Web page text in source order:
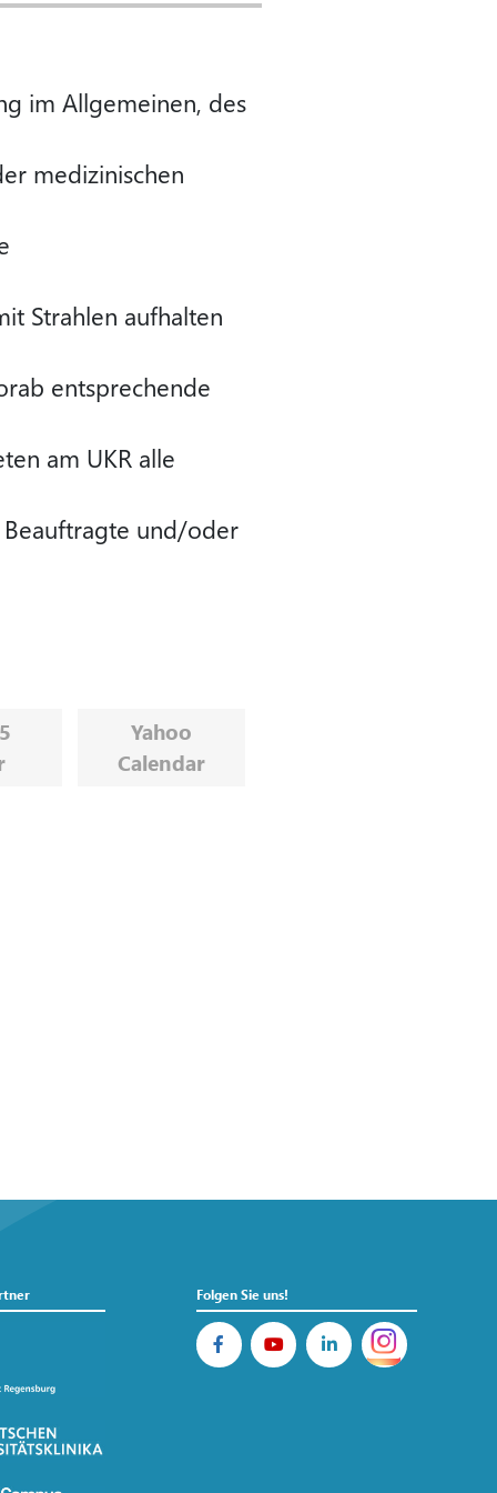
im Allgemeinen, des
medizinischen
Strahlen aufhalten
entsprechende
am UKR alle
Beauftragte und/oder
Yahoo
Calendar
Folgen Sie uns!